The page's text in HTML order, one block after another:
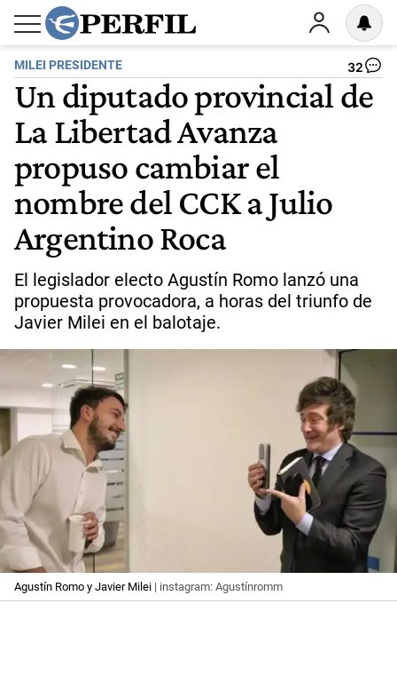
MILEI PRESIDENTE 32
Un diputado provincial de
La Libertad Avanza
propuso cambiar el
nombre del CCK a Julio
Argentino Roca
El legislador electo Agustín Romo lanzó una
propuesta provocadora, a horas del triunfo de
Javier Milei en el balotaje.
Agustín Romo y Javier Milei | instagram: Agustínromm